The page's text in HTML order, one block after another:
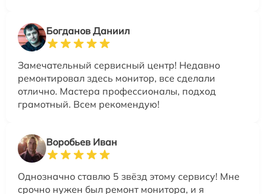
Богданов Даниил
Замечательный сервисный центр! Недавно
ремонтировал здесь монитор, все сделали
отлично. Мастера профессионалы, подход
грамотный. Всем рекомендую!
Воробьев Иван
Однозначно ставлю 5 звёзд этому сервису! Мне
срочно нужен был ремонт монитора, и я